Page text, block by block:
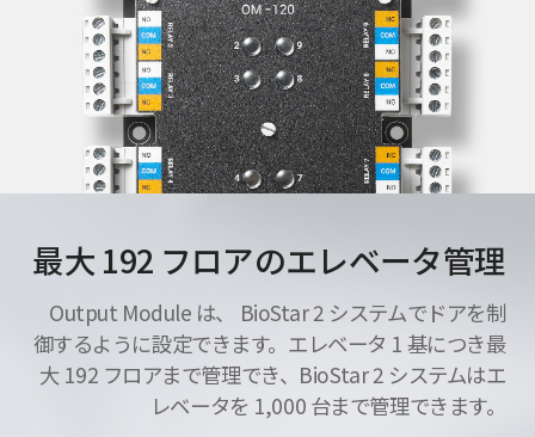
最大 192 フロアのエレベータ管理
Output Module は、 BioStar 2 システムでドアを制
御するように設定できます。エレベータ 1 基につき最
大 192 フロアまで管理でき、BioStar 2 システムはエ
レベータを 1,000 台まで管理できます。